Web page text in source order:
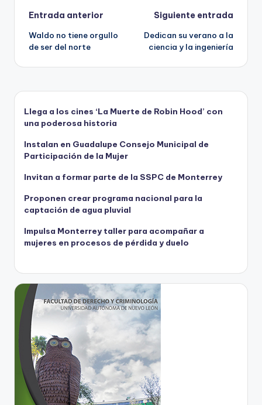
Navegación
de
entradas
Entrada anterior
Waldo no tiene orgullo
de ser del norte
Siguiente entrada
Dedican su verano a la
ciencia y la ingeniería
Llega a los cines ‘La Muerte de Robin Hood’ con
una poderosa historia
Instalan en Guadalupe Consejo Municipal de
Participación de la Mujer
Invitan a formar parte de la SSPC de Monterrey
Proponen crear programa nacional para la
captación de agua pluvial
Impulsa Monterrey taller para acompañar a
mujeres en procesos de pérdida y duelo